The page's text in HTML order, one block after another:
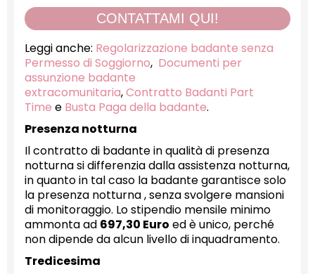
CONTATTAMI QUI!
Leggi anche: Regolarizzazione badante senza
Permesso di Soggiorno, Documenti per
assunzione badante
extracomunitaria,Contratto Badanti Part
Time e Busta Paga della badante.
Presenza notturna
Il contratto di badante in qualità di presenza
notturna si differenzia dalla assistenza notturna,
in quanto in tal caso la badante garantisce solo
la presenza notturna , senza svolgere mansioni
di monitoraggio. Lo stipendio mensile minimo
ammonta ad 697,30 Euro ed è unico, perché
non dipende da alcun livello di inquadramento.
Tredicesima